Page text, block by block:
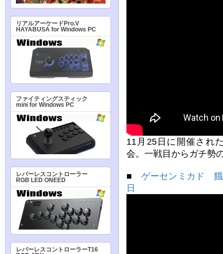
11月25日に開催され
会。一戦目からガチ勢
■ ゲーセンミカド
日
リアルアーケードPro.V
HAYABUSA for Windows PC
ファイティングスティック
mini for Windows PC
レバーレスコントローラー
RGB LED ONEED
レバーレスコントローラーT16